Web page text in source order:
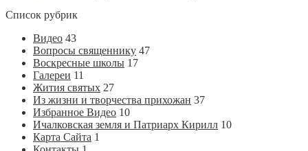
Список рубрик
Видео 43
Вопросы священнику 47
Воскресные школы 17
Галереи 11
Жития святых 27
Из жизни и творчества прихожан 37
Избранное Видео 10
Ичалковская земля и Патриарх Кирилл 10
Карта Сайта 1